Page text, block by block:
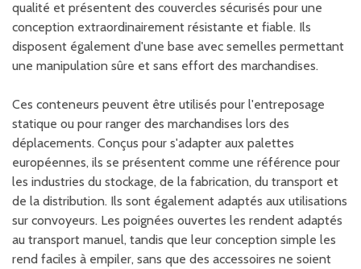
qualité et présentent des couvercles sécurisés pour une
conception extraordinairement résistante et fiable. Ils
disposent également d'une base avec semelles permettant
une manipulation sûre et sans effort des marchandises.
Ces conteneurs peuvent être utilisés pour l'entreposage
statique ou pour ranger des marchandises lors des
déplacements. Conçus pour s'adapter aux palettes
européennes, ils se présentent comme une référence pour
les industries du stockage, de la fabrication, du transport et
de la distribution. Ils sont également adaptés aux utilisations
sur convoyeurs. Les poignées ouvertes les rendent adaptés
au transport manuel, tandis que leur conception simple les
rend faciles à empiler, sans que des accessoires ne soient